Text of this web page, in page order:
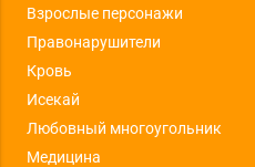
Взрослые персонажи
Правонарушители
Кровь
Исекай
Любовный многоугольник
Медицина